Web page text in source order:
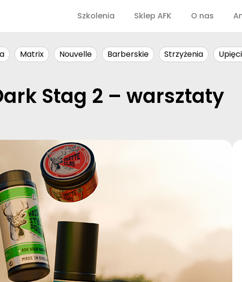
Szkolenia Sklep AFK O nas
Matrix Nouvelle Barberskie Strzyżenia
Stag 2 – warsztaty